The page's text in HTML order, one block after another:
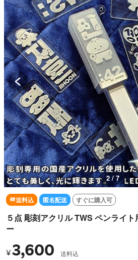
3 / 7
送料込 匿名配送 すぐに購入可
５点 彫刻アクリル TWS ペンライ
ー
¥3,600 送料込